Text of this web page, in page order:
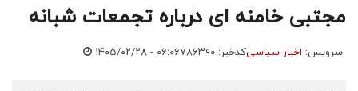
مجتبی خامنه ای درباره تجمعات شبانه
سرویس: اخبار سیاسیکدخبر: ۷۸۶۳۹۰ ۱۴۰۵/۰۲/۲۸ - ۰۶:۰۶